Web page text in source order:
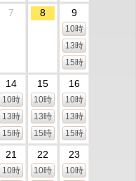
7 8 9
10時
13時
15時
14
10時
13時
15時
15
10時
13時
15時
16
10時
13時
15時
21
10時
22
10時
23
10時